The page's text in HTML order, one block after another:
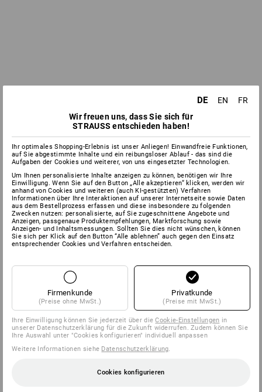
DE EN
FR
Wir freuen uns, dass Sie sich für
STRAUSS entschieden haben!
Ihr optimales Shopping-Erlebnis ist unser Anliegen! Einwandfreie Funktionen,
auf Sie abgestimmte Inhalte und ein reibungsloser Ablauf - das sind die
Aufgaben der Cookies und weiterer, von uns eingesetzter Technologien.
Um Ihnen personalisierte Inhalte anzeigen zu können, benötigen wir Ihre
Einwilligung. Wenn Sie auf den Button „Alle akzeptieren“ klicken, werden wir
anhand von Cookies und weiteren (auch KI-gestützten) Verfahren
Informationen über Ihre Interaktionen auf unserer Internetseite sowie Daten
aus dem Bestellprozess erfassen und diese insbesondere zu folgenden
Zwecken nutzen: personalisierte, auf Sie zugeschnittene Angebote und
Anzeigen, passgenaue Produktempfehlungen, Marktforschung sowie
Anzeigen- und Inhaltsmessungen. Sollten Sie dies nicht wünschen, können
Sie sich per Klick auf den Button “Alle ablehnen” auch gegen den Einsatz
entsprechender Cookies und Verfahren entscheiden.
Firmenkunde
(Preise ohne MwSt.)
Privatkunde
(Preise mit MwSt.)
Ihre Einwilligung können Sie jederzeit über dieCookie-Einstellungen in
unserer Datenschutzerklärung für die Zukunft widerrufen. Zudem können Sie
Ihre Auswahl unter "Cookies konfigurieren" individuell anpassen
Weitere Informationen siehe Datenschutzerklärung
Cookies konfigurieren